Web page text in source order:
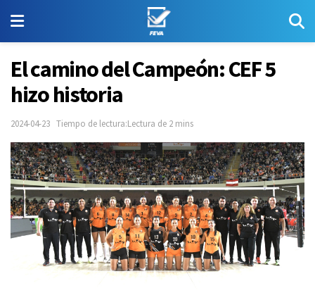
El camino del Campeón: CEF 5
hizo historia
2024-04-23 Tiempo de lectura:Lectura de 2 mins